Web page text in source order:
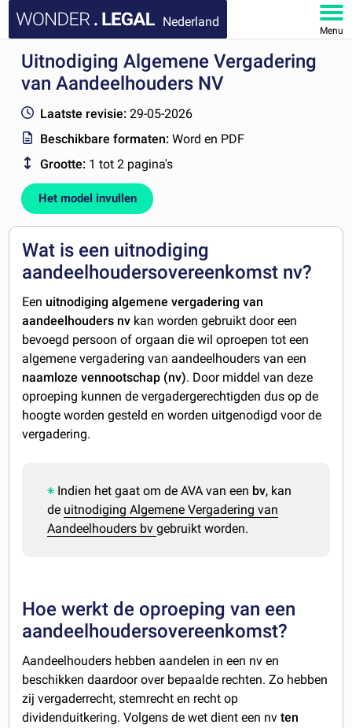
Nederland
Menu
HOME
FAQ
MIJN ACCOUNT
Uitnodiging Algemene Vergadering
van Aandeelhouders NV
Laatste revisie: 29-05-2026
Beschikbare formaten:Word en PDF
Grootte: 1 tot 2 pagina's
Het model invullen
Wat is een uitnodiging
aandeelhoudersovereenkomst nv?
Een uitnodiging algemene vergadering van
aandeelhouders nv kan worden gebruikt door een
bevoegd persoon of orgaan die wil oproepen tot een
algemene vergadering van aandeelhouders van een
naamloze vennootschap (nv). Door middel van deze
oproeping kunnen de vergadergerechtigden dus op de
hoogte worden gesteld en worden uitgenodigd voor de
vergadering.
Indien het gaat om de AVA van een bv, kan
de uitnodiging Algemene Vergadering van
Aandeelhouders bvgebruikt worden.
Hoe werkt de oproeping van een
aandeelhoudersovereenkomst?
Aandeelhouders hebben aandelen in een nv en
beschikken daardoor over bepaalde rechten. Zo hebben
zij vergaderrecht, stemrecht en recht op
dividenduitkering. Volgens de wet dient een nvten